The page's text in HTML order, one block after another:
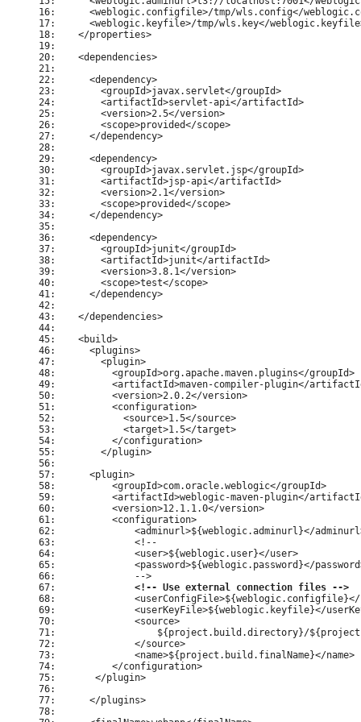
16:      <weblogic.configfile>/tmp/wls.config</
17:      <weblogic.keyfile>/tmp/wls.key</
18:    </properties>
19:
20:    <dependencies>
21:
22:      <dependency>
23:        <groupId>javax.servlet</groupId>
24:        <artifactId>servlet-api</artifactId>
25:        <version>2.5</version>
26:        <scope>provided</scope>
27:      </dependency>
28:
29:      <dependency>
30:        <groupId>javax.servlet.jsp</groupId>
31:        <artifactId>jsp-api</artifactId>
32:        <version>2.1</version>
33:        <scope>provided</scope>
34:      </dependency>
35:
36:      <dependency>
37:        <groupId>junit</groupId>
38:        <artifactId>junit</artifactId>
39:        <version>3.8.1</version>
40:        <scope>test</scope>
41:      </dependency>
42:
43:    </dependencies>
44:
45:    <build>
46:      <plugins>
47:        <plugin>
48:          <groupId>org.apache.maven.plugins</groupId>
49:          <artifactId>maven-compiler-plugin</
50:          <version>2.0.2</version>
51:          <configuration>
52:            <source>1.5</source>
53:            <target>1.5</target>
54:          </configuration>
55:        </plugin>
56:
57:      <plugin>
58:          <groupId>com.oracle.weblogic</groupId>
59:          <artifactId>weblogic-maven-plugin</
60:          <version>12.1.1.0</version>
61:          <configuration>
62:              <adminurl>${weblogic.adminurl}</
63:              <!--
64:              <user>${weblogic.user}</user>
65:
66:              -->
67: <!-- Use external connection files -->
68:              <userConfigFile>${weblogic.configfile}</
69:              <userKeyFile>${weblogic.keyfile}</
70:              <source>
71:                  ${project.build.directory}/
72:              </source>
73:              <name>${project.build.finalName}</name>
74:          </configuration>
75:       </plugin>
76:
77:      </plugins>
78: